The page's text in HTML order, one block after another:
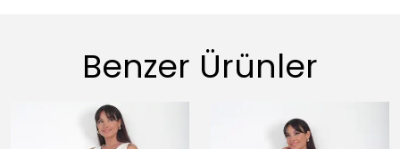
Benzer Ürünler